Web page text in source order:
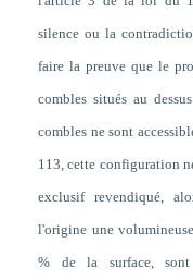
silence ou la
faire la preuve que le
combles situés au
combles ne sont
113, cette configuration
exclusif revendiqué,
l'origine unevolumineuse
% de la surface,